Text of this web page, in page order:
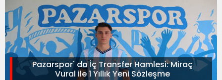
Pazarspor' da İç Transfer Hamlesi: Miraç
Vural ile 1 Yıllık Yeni Sözleşme